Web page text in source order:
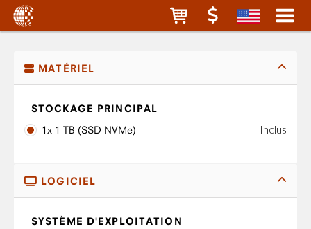
MATÉRIEL
STOCKAGE PRINCIPAL
1x 1 TB (SSD NVMe)
Inclus
LOGICIEL
SYSTÈME D'EXPLOITATION